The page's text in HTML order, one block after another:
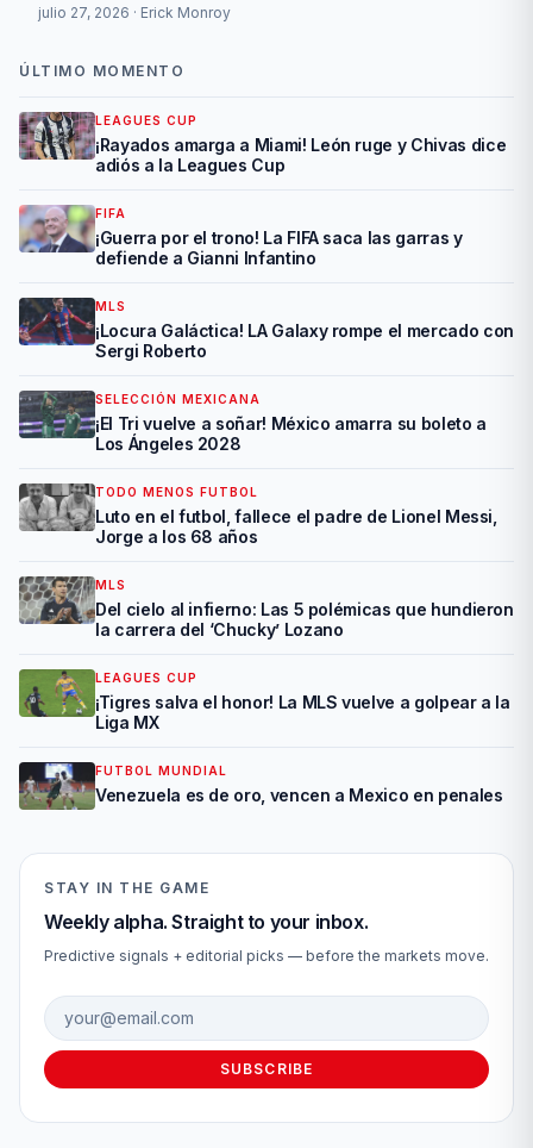
julio 27, 2026 · Erick Monroy
ÚLTIMO MOMENTO
LEAGUES CUP
¡Rayados amarga a Miami! León ruge y Chivas dice
adiós a la Leagues Cup
FIFA
¡Guerra por el trono! La FIFA saca las garras y
defiende a Gianni Infantino
MLS
¡Locura Galáctica! LA Galaxy rompe el mercado con
Sergi Roberto
SELECCIÓN MEXICANA
¡El Tri vuelve a soñar! México amarra su boleto a
Los Ángeles 2028
TODO MENOS FUTBOL
Luto en el futbol, fallece el padre de Lionel Messi,
Jorge a los 68 años
MLS
Del cielo al infierno: Las 5 polémicas que hundieron
la carrera del ‘Chucky’ Lozano
LEAGUES CUP
¡Tigres salva el honor! La MLS vuelve a golpear a la
Liga MX
FUTBOL MUNDIAL
Venezuela es de oro, vencen a Mexico en penales
STAY IN THE GAME
Weekly alpha. Straight to your inbox.
Predictive signals + editorial picks — before the markets move.
Email address
SUBSCRIBE